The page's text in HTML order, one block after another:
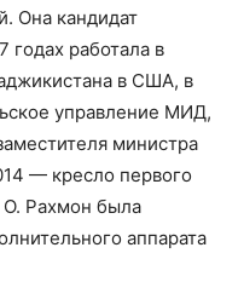
Она кандидат
годах работала в
в США, в
управление МИД,
министра
— кресло первого
О. Рахмон была
аппарата